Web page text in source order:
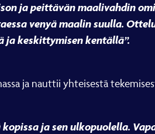
ja peittävän maalivahdin
venyä maalin suulla.
ja keskittymisen kentällä”.
ja nauttii yhteisestä
ja sen ulkopuolella.